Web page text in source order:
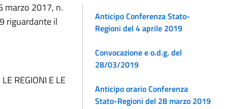
marzo 2017, n.
riguardante il
REGIONI E LE
Anticipo Conferenza Stato-
Regioni del 4 aprile 2019
Convocazione e o.d.g. del
28/03/2019
Anticipo orario Conferenza
Stato-Regioni del 28 marzo 2019